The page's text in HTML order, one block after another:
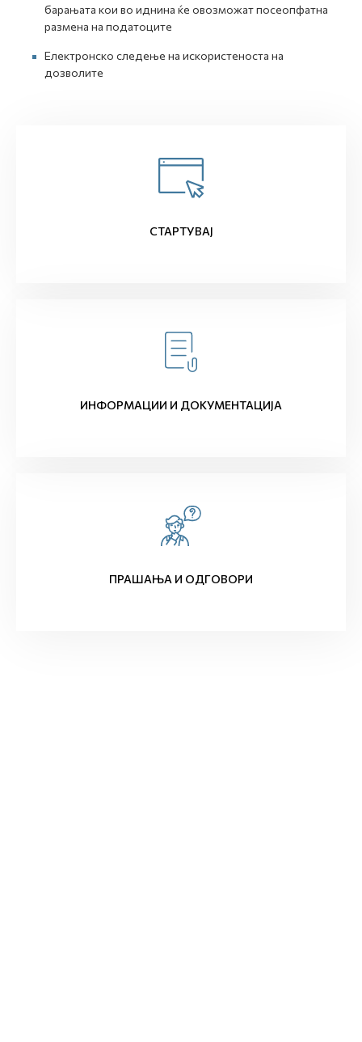
барањата кои во иднина ќе овозможат посеопфатна
размена на податоците
Електронско следење на искористеноста на
дозволите
СТАРТУВАЈ
ИНФОРМАЦИИ И ДОКУМЕНТАЦИЈА
ПРАШАЊА И ОДГОВОРИ